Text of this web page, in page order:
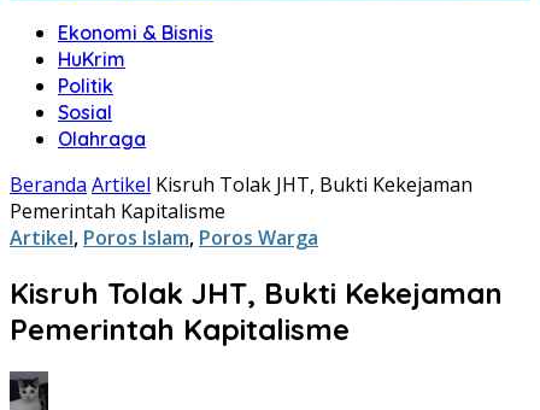
Ekonomi & Bisnis
HuKrim
Politik
Sosial
Olahraga
Beranda Artikel Kisruh Tolak JHT, Bukti Kekejaman
Pemerintah Kapitalisme
Artikel, Poros Islam, Poros Warga
Kisruh Tolak JHT, Bukti Kekejaman
Pemerintah Kapitalisme